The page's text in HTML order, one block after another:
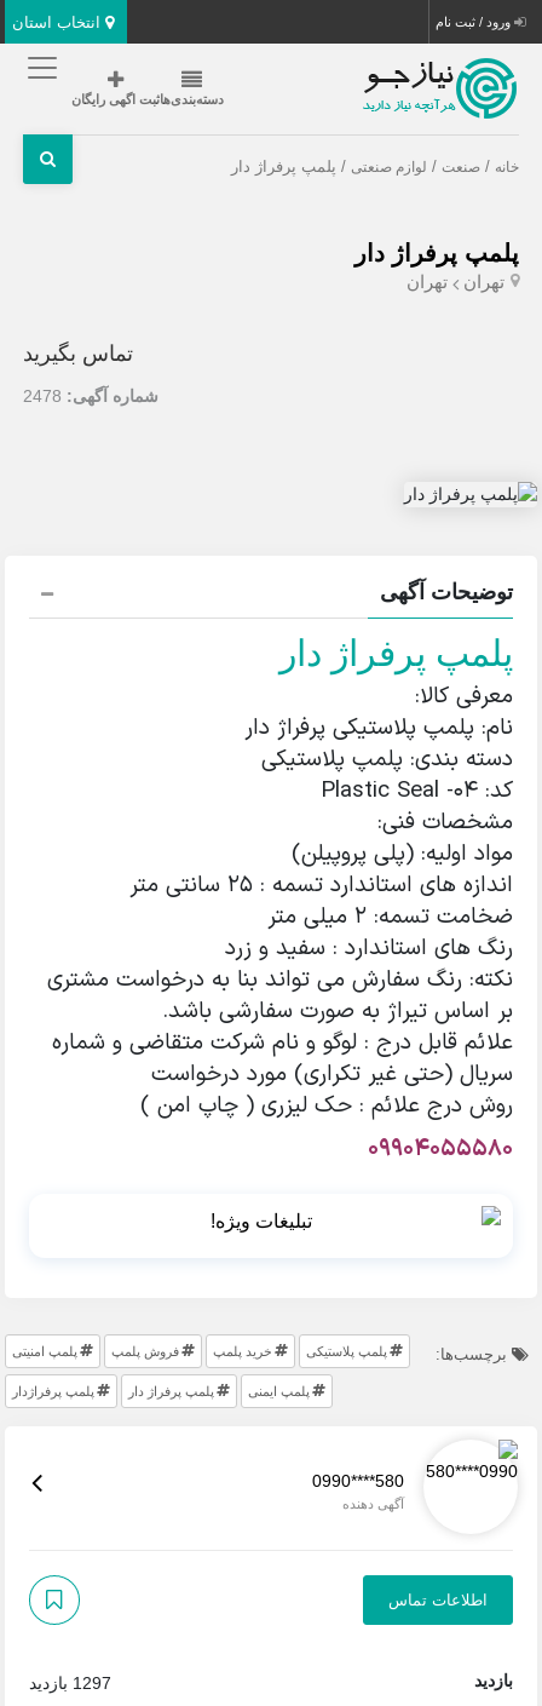
انتخاب استان ورود / ثبت نام
دسته‌بندی‌هاثبت اگهی رایگان
خانه /صنعت / لوازم صنعتی / پلمپ پرفراژ دار
پلمپ پرفراژ دار
تهران تهران
تماس بگیرید
شماره آگهی: 2478
توضیحات آگهی
پلمپ پرفراژ دار
معرفی کالا:
نام: پلمپ پلاستیکی پرفراژ دار
دسته بندی: پلمپ پلاستیکی
کد: Plastic Seal -04
مشخصات فنی:
مواد اولیه: (پلی پروپیلن)
اندازه های استاندارد تسمه : 25 سانتی متر
ضخامت تسمه: 2 میلی متر
رنگ های استاندارد : سفید و زرد
نکته: رنگ سفارش می تواند بنا به درخواست مشتری
بر اساس تیراژ به صورت سفارشی باشد.
علائم قابل درج : لوگو و نام شرکت متقاضی و شماره
سریال (حتی غیر تکراری) مورد درخواست
روش درج علائم : حک لیزری ( چاپ امن )
09904055580
برچسب‌ها: پلمپ پلاستیکی خرید پلمپ فروش پلمپ پلمپ امنیتی
پلمپ ایمنی پلمپ پرفراژ دار پلمپ پرفراژدار
0990****580
آگهی دهنده
اطلاعات تماس
بازدید 1297 بازدید